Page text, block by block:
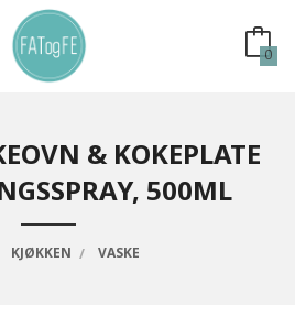
0
& KOKEPLATE
500ML
KJØKKEN VASKE